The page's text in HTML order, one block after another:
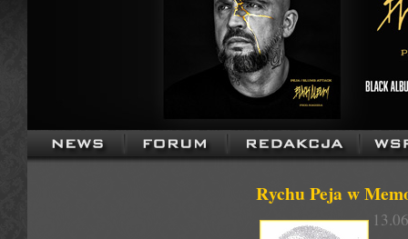
Rychu Peja w